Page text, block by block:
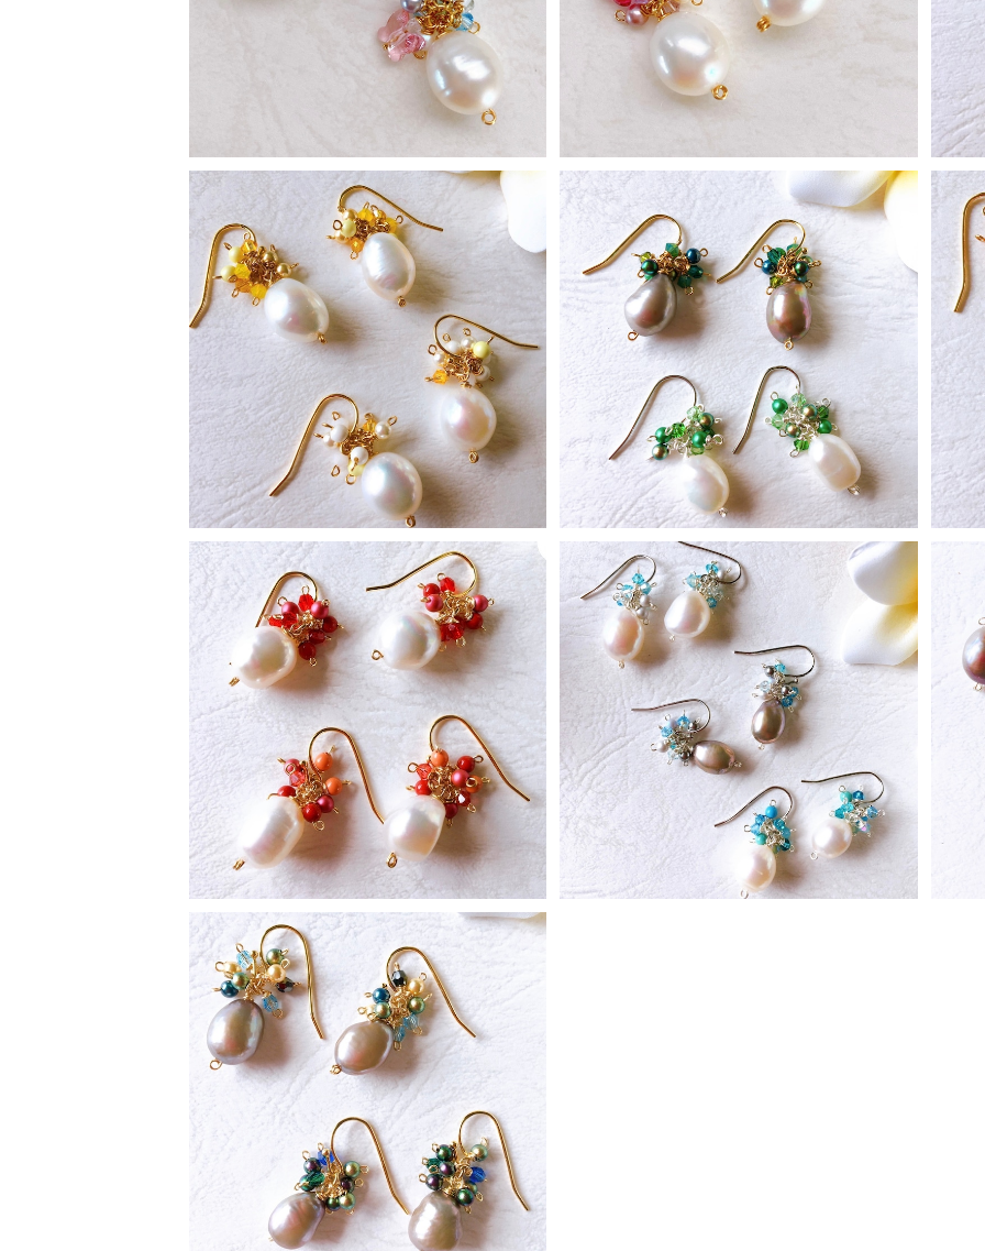
¥2,700
¥2,800
momiアクセサリー イエロー系
¥2,500
SOLD OUT
momiピアス グリーン系
¥2,500
SOLD OUT
momiピアス レッド系
¥2,500
SOLD OUT
momiピアス ブルー系
¥2,500
SOLD OUT
momiピアス ブルーグリーン系
¥2,500
SOLD OUT